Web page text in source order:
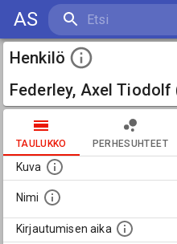
AS
Henkilö
Federley, Axel Tiodolf
TAULUKKO PERHESUHTEET
Kuva
Nimi
Kirjautumisen aika